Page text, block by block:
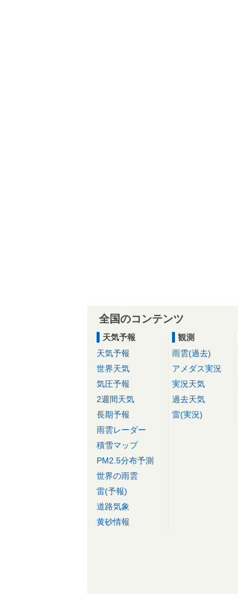
全国のコンテンツ
天気予報
天気予報
世界天気
気圧予報
2週間天気
長期予報
雨雲レーダー
積雪マップ
PM2.5分布予測
世界の雨雲
雷(予報)
道路気象
黄砂情報
観測
雨雲(過去)
アメダス実況
実況天気
過去天気
雷(実況)